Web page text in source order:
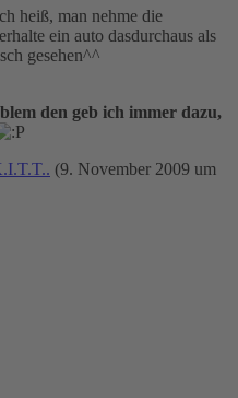
heiß, man nehme die
ein auto dasdurchaus als
gesehen^^
den geb ich immer dazu,
(9. November 2009 um